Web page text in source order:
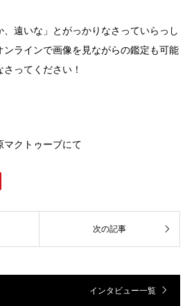
、遠いな」とがっかりなさっていらっし
ンラインで画像を見ながらの鑑定も可能
ってください！
クトゥーブにて
インタビュー一覧